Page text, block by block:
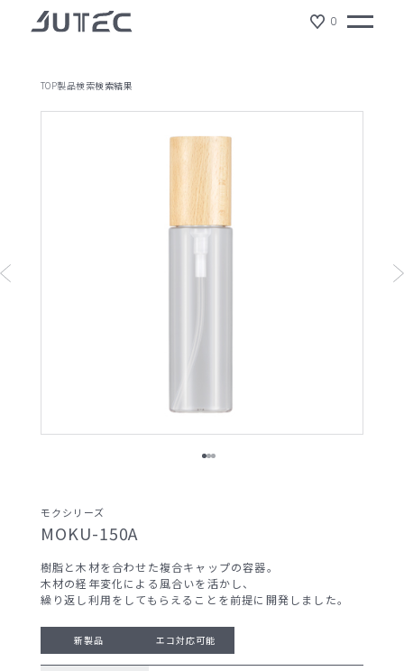
0
ショールーム
お問い合わせ
サンプル請求
TOP製品検索検索結果
モクシリーズ
MOKU-150A
樹脂と木材を合わせた複合キャップの容器。
木材の経年変化による風合いを活かし、
繰り返し利用をしてもらえることを前提に開発しました。
新製品 エコ対応可能